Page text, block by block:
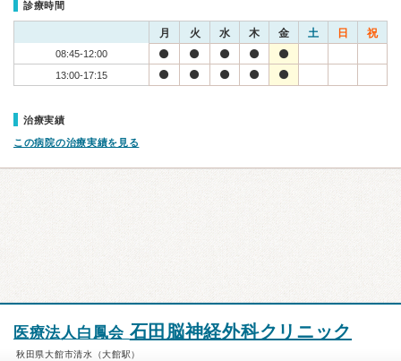
診療時間
月 火 水 木 金 土 日 祝
08:45-12:00
13:00-17:15
治療実績
この病院の治療実績を見る
医療法人白鳳会 石田脳神経外科クリニック
秋田県大館市清水（大館駅）